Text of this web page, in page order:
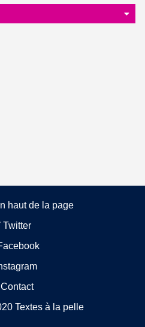
haut de la page
Twitter
Textes à la pelle